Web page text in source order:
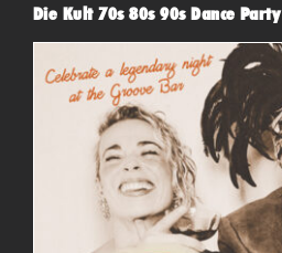
Die Kult 70s 80s 90s Dance Party